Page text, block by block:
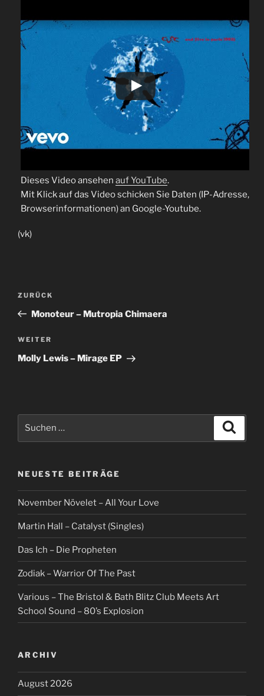
Dieses Video ansehen auf YouTube.
Mit Klick auf das Video schicken Sie Daten (IP-Adresse,
Browserinformationen) an Google-Youtube.
(vk)
Beitragsnavigation
Vorheriger
Beitrag
ZURÜCK
Monoteur – Mutropia Chimaera
Nächster
Beitrag
WEITER
Molly Lewis – Mirage EP
NEUESTE BEITRÄGE
November Növelet – All Your Love
Martin Hall – Catalyst (Singles)
Das Ich – Die Propheten
Zodiak – Warrior Of The Past
Various – The Bristol & Bath Blitz Club Meets Art
School Sound – 80’s Explosion
ARCHIV
August 2026